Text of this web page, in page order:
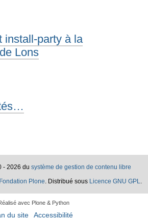
install-party à la
Lons
- 2026 du système de gestion de contenu libre
Fondation Plone. Distribué sous Licence GNU GPL.
avec Plone & Python
du site Accessibilité